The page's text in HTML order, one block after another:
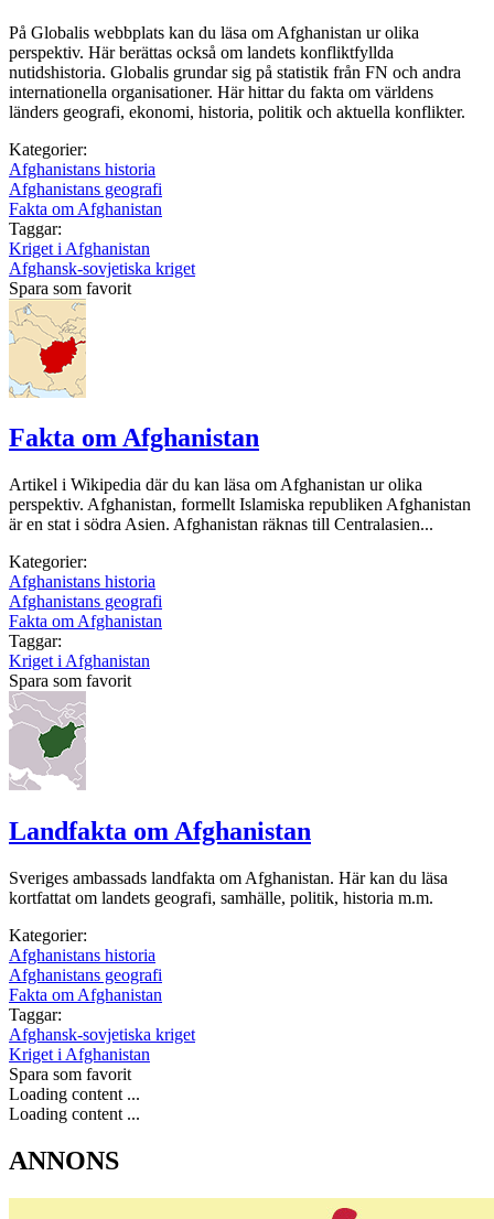
På Globalis webbplats kan du läsa om Afghanistan ur olika
perspektiv. Här berättas också om landets konfliktfyllda
nutidshistoria. Globalis grundar sig på statistik från FN och andra
internationella organisationer. Här hittar du fakta om världens
länders geografi, ekonomi, historia, politik och aktuella konflikter.
Kategorier:
Afghanistans historia
Afghanistans geografi
Fakta om Afghanistan
Taggar:
Kriget i Afghanistan
Afghansk-sovjetiska kriget
Spara som favorit
Fakta om Afghanistan
Artikel i Wikipedia där du kan läsa om Afghanistan ur olika
perspektiv. Afghanistan, formellt Islamiska republiken Afghanistan
är en stat i södra Asien. Afghanistan räknas till Centralasien...
Kategorier:
Afghanistans historia
Afghanistans geografi
Fakta om Afghanistan
Taggar:
Kriget i Afghanistan
Spara som favorit
Landfakta om Afghanistan
Sveriges ambassads landfakta om Afghanistan. Här kan du läsa
kortfattat om landets geografi, samhälle, politik, historia m.m.
Kategorier:
Afghanistans historia
Afghanistans geografi
Fakta om Afghanistan
Taggar:
Afghansk-sovjetiska kriget
Kriget i Afghanistan
Spara som favorit
Loading content ...
Loading content ...
ANNONS